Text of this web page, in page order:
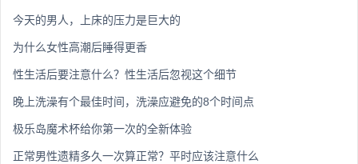
今天的男人，上床的压力是巨大的
为什么女性高潮后睡得更香
性生活后要注意什么？性生活后忽视这个细节
晚上洗澡有个最佳时间，洗澡应避免的8个时间点
极乐岛魔术杯给你第一次的全新体验
正常男性遗精多久一次算正常？平时应该注意什么